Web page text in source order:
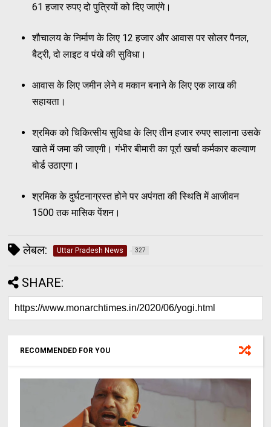
61 हजार रुपए दो पुत्रियों को दिए जाएंगे।
शौचालय के निर्माण के लिए 12 हजार और आवास पर सोलर पैनल,
बैट्री, दो लाइट व पंखे की सुविधा।
आवास के लिए जमीन लेने व मकान बनाने के लिए एक लाख की
सहायता।
श्रमिक को चिकित्सीय सुविधा के लिए तीन हजार रुपए सालाना उसके
खाते में जमा की जाएगी। गंभीर बीमारी का पूर्रा खर्चा कर्मकार कल्याण
बोर्ड उठाएगा।
श्रमिक के दुर्घटनाग्रस्त होने पर अपंगता की स्थिति में आजीवन
1500 तक मासिक पेंशन।
लेबल: Uttar Pradesh News 327
SHARE:
RECOMMENDED FOR YOU